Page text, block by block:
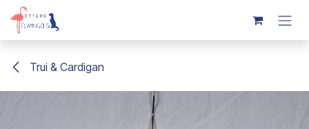
Overslaan naar inhoud
Trui & Cardigan